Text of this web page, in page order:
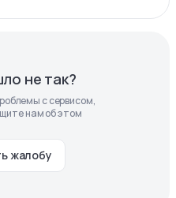
не так?
с сервисом,
нам об этом
жалобу